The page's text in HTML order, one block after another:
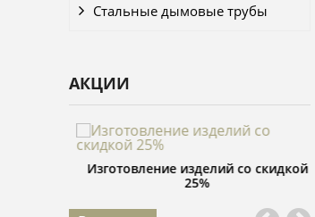
Стальные дымовые трубы
АКЦИИ
Изготовление изделий со скидкой
25%